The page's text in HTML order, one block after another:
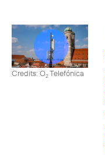
Credits: O2Telefónica